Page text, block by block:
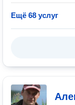
Ещё 68 услуг